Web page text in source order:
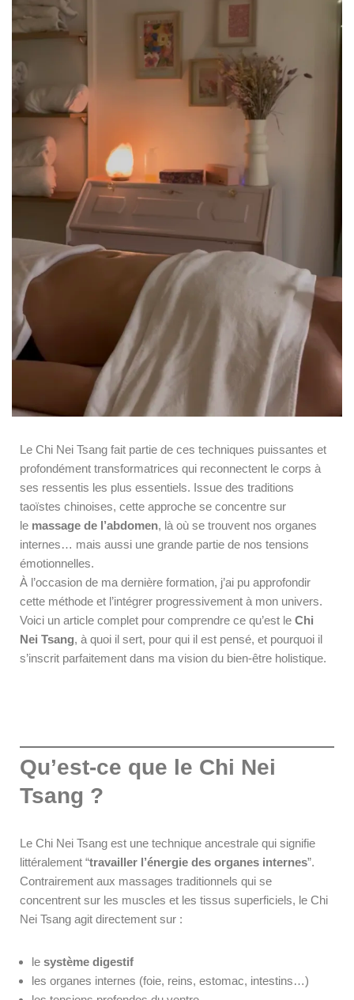
Le Chi Nei Tsang fait partie de ces techniques puissantes et
profondément transformatrices qui reconnectent le corps à
ses ressentis les plus essentiels. Issue des traditions
taoïstes chinoises, cette approche se concentre sur
le massage de l’abdomen, là où se trouvent nos organes
internes… mais aussi une grande partie de nos tensions
émotionnelles.
À l’occasion de ma dernière formation, j’ai pu approfondir
cette méthode et l’intégrer progressivement à mon univers.
Voici un article complet pour comprendre ce qu’est le Chi
Nei Tsang, à quoi il sert, pour qui il est pensé, et pourquoi il
s’inscrit parfaitement dans ma vision du bien-être holistique.
Qu’est-ce que le Chi Nei
Tsang ?
Le Chi Nei Tsang est une technique ancestrale qui signifie
littéralement “travailler l’énergie des organes internes”.
Contrairement aux massages traditionnels qui se
concentrent sur les muscles et les tissus superficiels, le Chi
Nei Tsang agit directement sur :
le système digestif
les organes internes (foie, reins, estomac, intestins…)